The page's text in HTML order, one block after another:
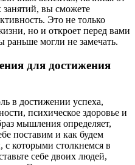
занятий, вы сможете
Это не только
но и откроет перед вами
могли не замечать.
для достижения
в достижении успеха,
психическое здоровье и
мышления определяет,
поставим и как будем
с которыми столкнемся в
себе двоих людей,